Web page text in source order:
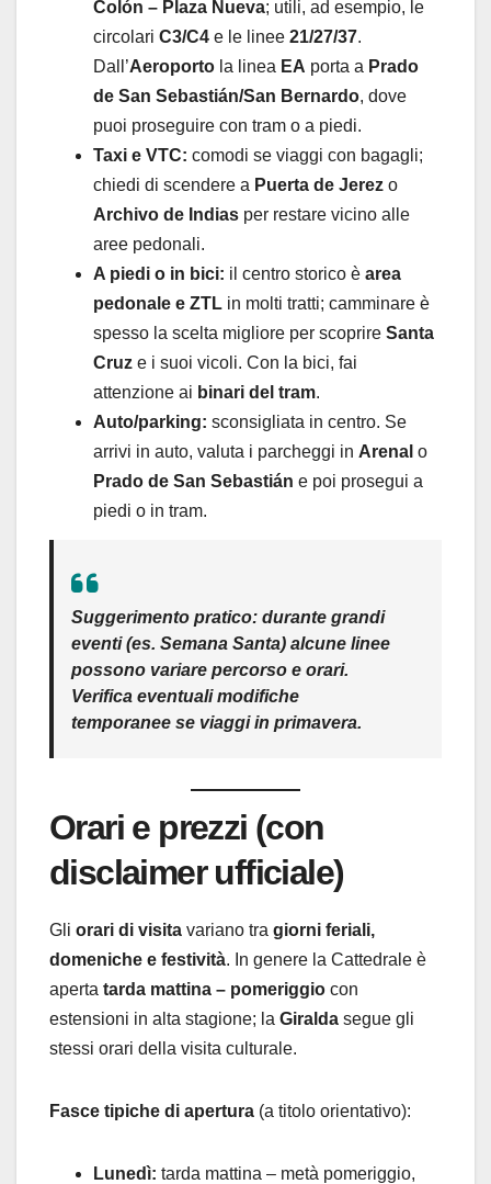
Colón – Plaza Nueva; utili, ad esempio, le
circolari C3/C4 e le linee 21/27/37.
Dall’Aeroporto la linea EA porta a Prado
de San Sebastián/San Bernardo, dove
puoi proseguire con tram o a piedi.
Taxi e VTC: comodi se viaggi con bagagli;
chiedi di scendere a Puerta de Jerez o
Archivo de Indias per restare vicino alle
aree pedonali.
A piedi o in bici: il centro storico è area
pedonale e ZTL in molti tratti; camminare è
spesso la scelta migliore per scoprire Santa
Cruz e i suoi vicoli. Con la bici, fai
attenzione ai binari del tram.
Auto/parking: sconsigliata in centro. Se
arrivi in auto, valuta i parcheggi in Arenal o
Prado de San Sebastián e poi prosegui a
piedi o in tram.
Suggerimento pratico: durante grandi
eventi (es. Semana Santa) alcune linee
possono variare percorso e orari.
Verifica eventualimodifiche
temporanee se viaggi in primavera.
Orari e prezzi (con
disclaimer ufficiale)
Gli orari di visita variano tra giorni feriali,
domeniche e festività. In genere la Cattedrale è
aperta tarda mattina – pomeriggio con
estensioni in alta stagione; la Giralda segue gli
stessi orari della visita culturale.
Fasce tipiche di apertura (a titolo orientativo):
Lunedì: tarda mattina – metà pomeriggio,